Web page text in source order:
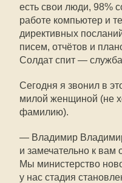
есть свои люди, 98%
работе компьютер и
директивных
писем, отчётов и
Солдат спит — служба
Сегодня я звонил в
милой женщиной (не
фамилию).
— Владимир
и замечательно к
Мы министерство
у нас стадия